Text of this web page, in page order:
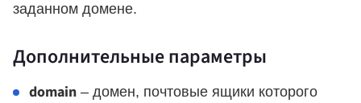
заданном домене.
Дополнительные параметры
domain – домен, почтовые ящики которого